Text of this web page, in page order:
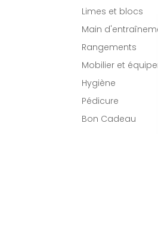
Limes et blocs
Main
Rangements
Mobilier et
Hygiène
Pédicure
Bon Cadeau